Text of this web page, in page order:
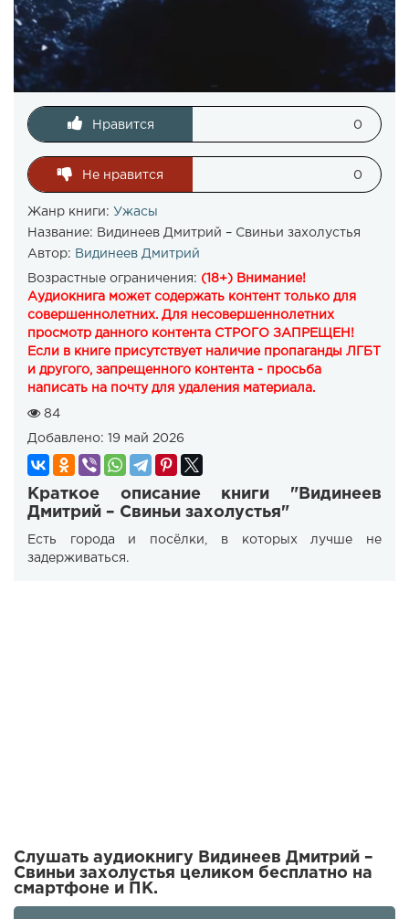
Нравится 0
Не нравится 0
Жанр книги: Ужасы
Название: Видинеев Дмитрий – Свиньи захолустья
Автор: Видинеев Дмитрий
Возрастные ограничения: (18+) Внимание!
Аудиокнига может содержать контент только для
совершеннолетних. Для несовершеннолетних
просмотр данного контента СТРОГО ЗАПРЕЩЕН!
Если в книге присутствует наличие пропаганды ЛГБТ
и другого, запрещенного контента - просьба
написать на почту для удаления материала.
84
Добавлено: 19 май 2026
Краткое описание книги "Видинеев
Дмитрий – Свиньи захолустья"
Есть города и посёлки, в которых лучше не
задерживаться.
Слушать аудиокнигу Видинеев Дмитрий –
Свиньи захолустья целиком бесплатно на
смартфоне и ПК.